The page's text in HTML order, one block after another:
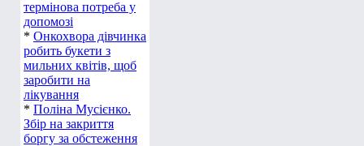
термінова потреба у
допомозі
* Онкохвора дівчинка
робить букети з
мильних квітів, щоб
заробити на
лікування
* Поліна Мусієнко.
Збір на закриття
боргу за обстеження